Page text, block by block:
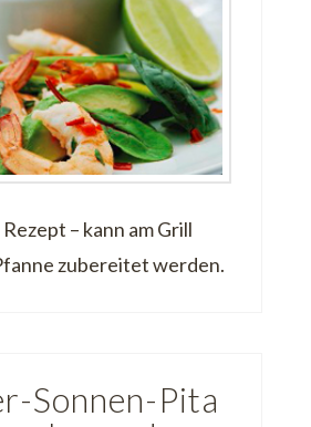
– kann am Grill
zubereitet werden.
Sonnen-Pita